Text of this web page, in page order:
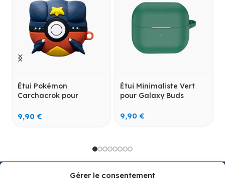
Gérer le consentement
Étui Pokémon
Carchacrok pour
9,90€
Étui Minimaliste Vert
pour Galaxy Buds
9,90€